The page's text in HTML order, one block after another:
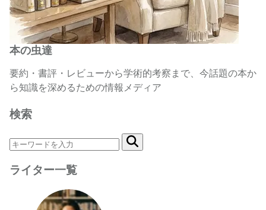
本の虫達
要約・書評・レビューから学術的考察まで、今話題の本か
ら知識を深めるための情報メディア
検索
ライター一覧